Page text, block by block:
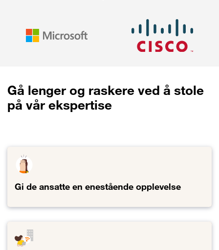
Gå lenger og raskere ved å stole
på vår ekspertise
Gi de ansatte en enestående opplevelse